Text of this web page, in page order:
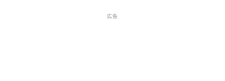
広告